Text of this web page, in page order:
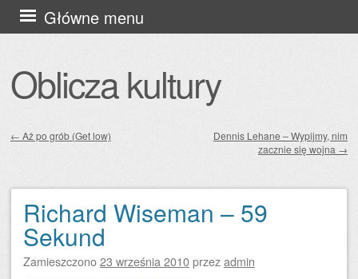
Oblicza kultury
Główne menu
Przejdź
do
← Aż po grób (Get low)
Dennis Lehane – Wypijmy, nim
zacznie się wojna →
Richard Wiseman – 59
Sekund
Zamieszczono23 września 2010przezadmin